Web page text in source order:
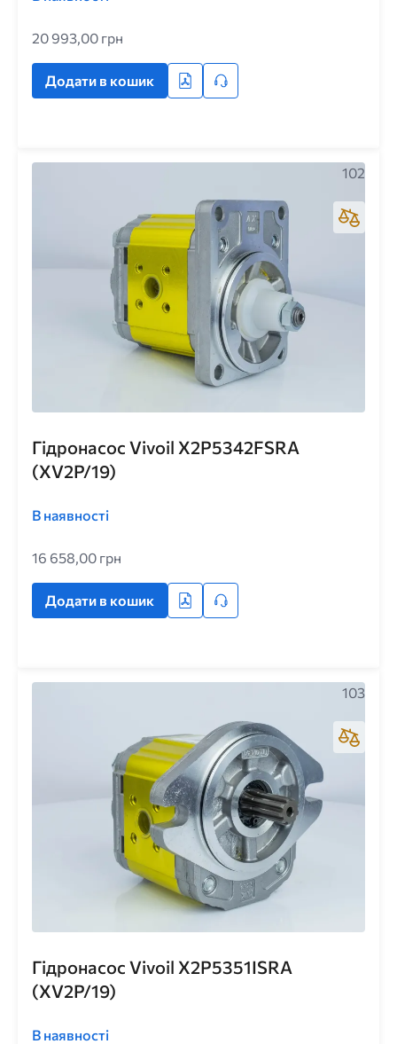
20 993,00 грн
Додати в кошик
Гідронасос Vivoil X2P5342FSRA
(XV2P/19)
В наявності
16 658,00 грн
Додати в кошик
102
Гідронасос Vivoil X2P5351ISRA
(XV2P/19)
В наявності
103